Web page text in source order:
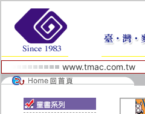
www.tmac.com.tw